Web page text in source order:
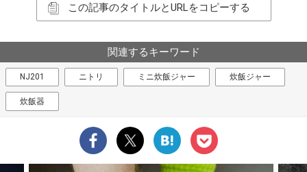
この記事のタイトルとURLをコピーする
関連するキーワード
NJ201 ニトリ ミニ炊飯ジャー 炊飯ジャー
炊飯器